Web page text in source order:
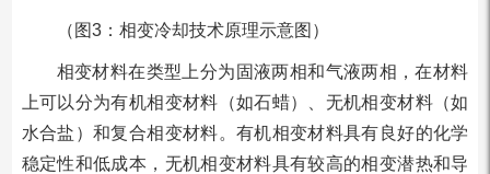
（图3：相变冷却技术原理示意图）
相变材料在类型上分为固液两相和气液两相，在材料
上可以分为有机相变材料（如石蜡）、无机相变材料（如
水合盐）和复合相变材料。有机相变材料具有良好的化学
稳定性和低成本，无机相变材料具有较高的相变潜热和导